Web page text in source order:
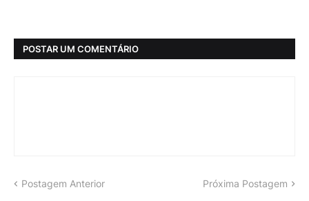
POSTAR UM COMENTÁRIO
Postagem Anterior Próxima Postagem